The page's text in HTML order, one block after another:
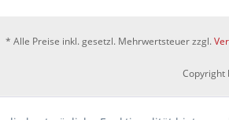
* Alle Preise inkl. gesetzl. Mehrwertsteuer zzgl.
Copyright